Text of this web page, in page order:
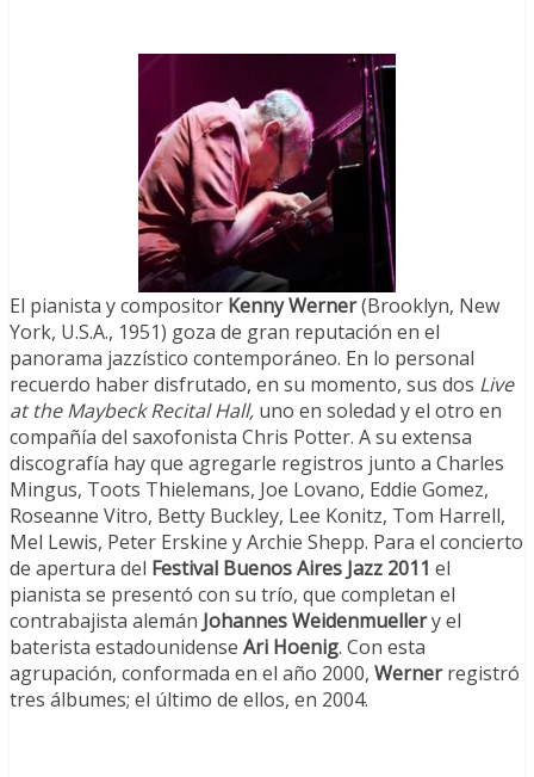
El pianista y compositor Kenny Werner(Brooklyn, New
York, U.S.A., 1951) goza de gran reputación en el
panorama jazzístico contemporáneo. En lo personal
recuerdo haber disfrutado, en su momento, sus dos Live
at the Maybeck Recital Hall, uno en soledad y el otro en
compañía del saxofonista Chris Potter. A su extensa
discografía hay que agregarle registros junto a Charles
Mingus, Toots Thielemans, Joe Lovano, Eddie Gomez,
Roseanne Vitro, Betty Buckley, Lee Konitz, Tom Harrell,
Mel Lewis, Peter Erskine y Archie Shepp. Para el concierto
de apertura del Festival Buenos Aires Jazz 2011 el
pianista se presentó con su trío, que completan el
contrabajista alemán Johannes Weidenmuellery el
baterista estadounidense Ari Hoenig. Con esta
agrupación, conformada en el año 2000, Wernerregistró
tres álbumes; el último de ellos, en 2004.